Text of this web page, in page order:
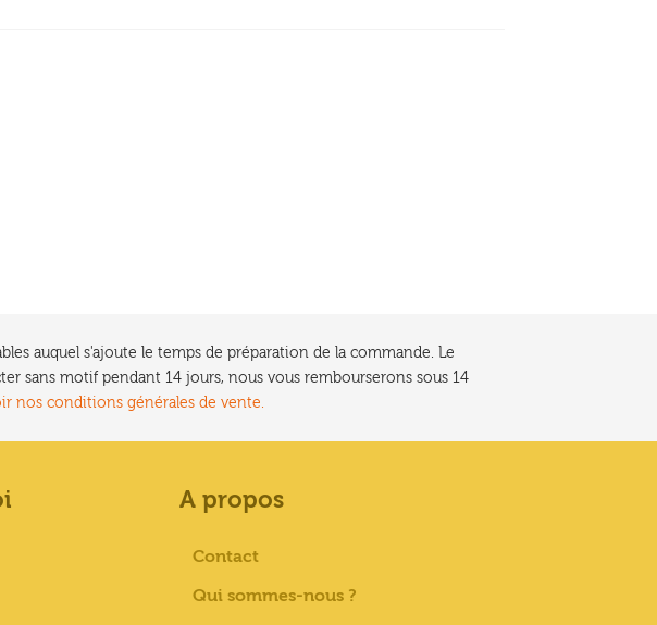
auquel s'ajoute le temps de préparation de la commande. Le
sans motif pendant 14 jours, nous vous rembourserons sous 14
nos conditions générales de vente.
A propos
Contact
Qui sommes-nous ?